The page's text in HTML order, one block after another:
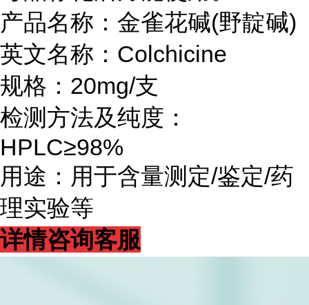
产品名称：金雀花碱(野靛碱)
英文名称：Colchicine
规格：20mg/支
检测方法及纯度：
HPLC≥98%
用途：用于含量测定/鉴定/药
理实验等
详情咨询客服